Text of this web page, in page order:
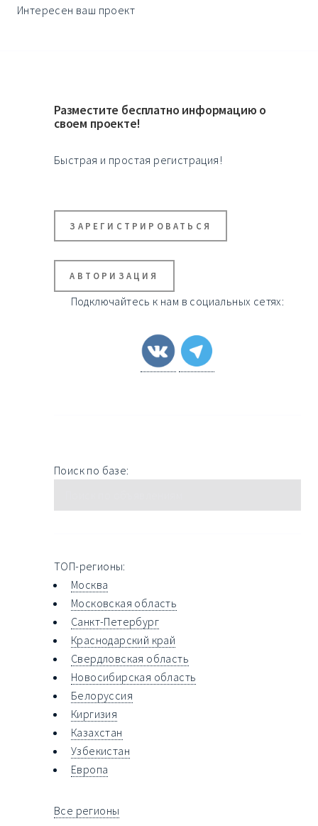
Интересен ваш проект
Разместите бесплатно информацию о
своем проекте!
Быстрая и простая регистрация!
ЗАРЕГИСТРИРОВАТЬСЯ
АВТОРИЗАЦИЯ
Подключайтесь к нам в социальных сетях:
Поиск по базе:
ТОП-регионы:
Москва
Московская область
Санкт-Петербург
Краснодарский край
Свердловская область
Новосибирская область
Белоруссия
Киргизия
Казахстан
Узбекистан
Европа
Все регионы